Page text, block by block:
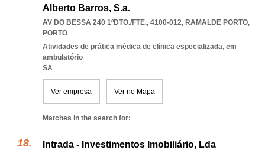
Alberto Barros, S.a.
AV DO BESSA 240 1ºDTO./FTE., 4100-012, RAMALDE PORTO,
PORTO
Atividades de prática médica de clínica especializada, em
ambulatório
SA
Ver empresa Ver no Mapa
Matches in the search for:
Intrada - Investimentos Imobiliário, Lda